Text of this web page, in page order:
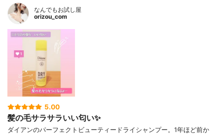
なんでもお試し屋
orizou_com
5.00
髪の毛サラサラいい匂い✨
ダイアンのパーフェクトビューティードライシャンプー。1年ほど前か